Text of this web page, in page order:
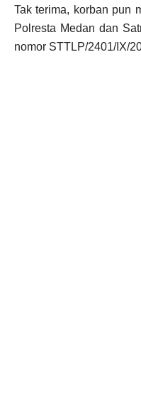
Tak terima, korban pun
Polresta Medan dan
nomor STTLP/2401/IX/